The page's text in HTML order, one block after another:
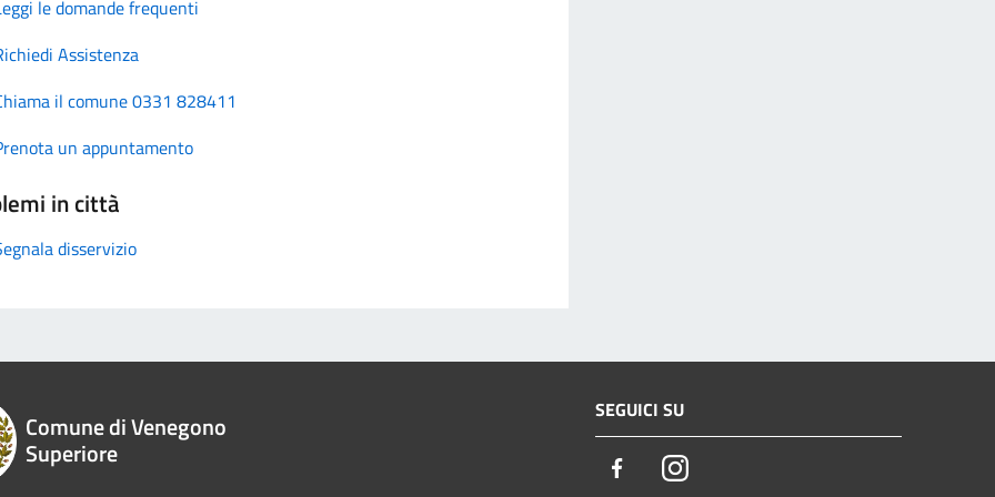
le domande frequenti
Assistenza
il comune 0331 828411
un appuntamento
in città
disservizio
Comune di Venegono
Superiore
SEGUICI SU
FacebookInstagram